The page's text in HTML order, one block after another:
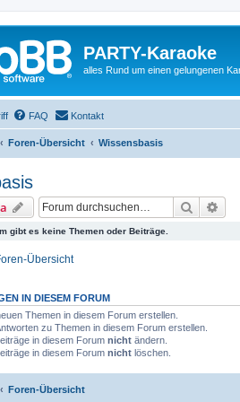
PARTY-Karaoke
alles Rund um einen gelungenen
FAQ Kontakt
Foren-Übersicht Wissensbasis
Suche
gibt es keine Themen oder Beiträge.
Übersicht
IN DIESEM FORUM
Themen in diesem Forum erstellen.
zu Themen in diesem Forum erstellen.
in diesem Forum nicht ändern.
in diesem Forum nicht löschen.
Foren-Übersicht